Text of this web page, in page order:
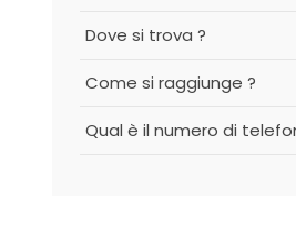
Dove si trova ?
Come si raggiunge ?
Qual è il numero di